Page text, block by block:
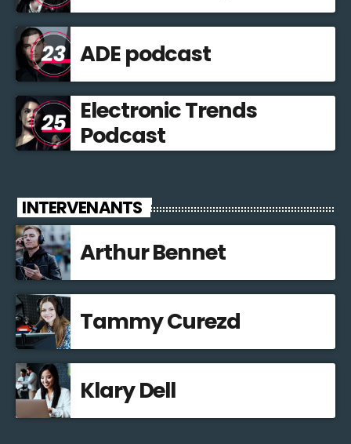
ADE podcast
Electronic Trends
Podcast
INTERVENANTS
Arthur Bennet
Tammy Curezd
Klary Dell